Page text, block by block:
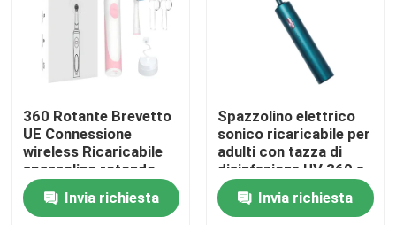
spazzolino da denti elettrico ricaricabile
Spazzolino da denti elettrico dei bambini
Sonic Electric Toothbrush
360 Rotante Brevetto
UE Connessione
wireless Ricaricabile
spazzolino rotondo
Teste spazzolino
elettricoInvia richiesta
Spazzolino elettrico
sonico ricaricabile per
adulti con tazza di
disinfezione UV 360 e
4 modalità
Invia richiesta